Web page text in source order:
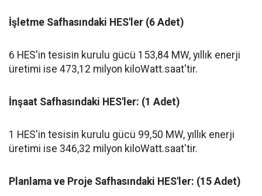
İşletme Safhasındaki HES'ler (6 Adet)
6 HES'in tesisin kurulu gücü 153,84 MW, yıllık enerji
üretimi ise 473,12 milyon kiloWatt.saat'tir.
İnşaat Safhasındaki HES'ler: (1 Adet)
1 HES'in tesisin kurulu gücü 99,50 MW, yıllık enerji
üretimi ise 346,32 milyon kiloWatt.saat'tir.
Planlama ve Proje Safhasındaki HES'ler: (15 Adet)